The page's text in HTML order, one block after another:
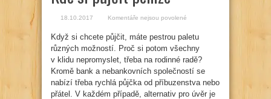
18.10.2017 Komentáře nejsou povolené
názvem
si
půjčit
peníze
Když si chcete půjčit, máte pestrou paletu
různých možností. Proč si potom všechny
v klidu nepromyslet, třeba na rodinné radě?
Kromě bank a nebankovních společností se
nabízí třeba rychlá půjčka od příbuzenstva nebo
přátel. V každém případě, alternativ pro úvěr je